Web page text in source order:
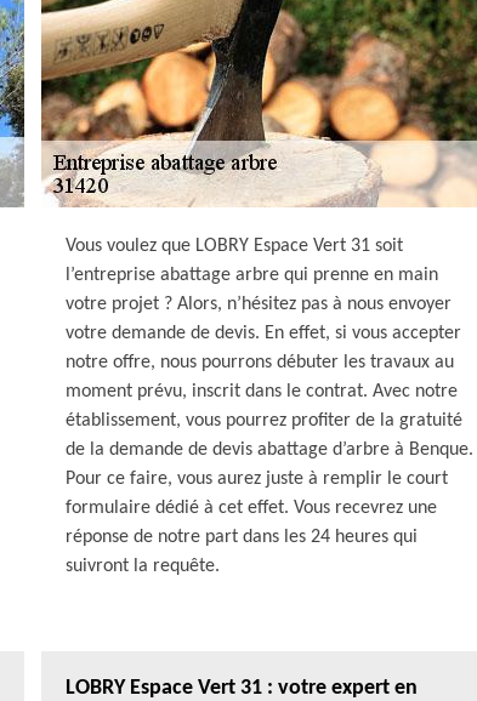
Vous voulez que LOBRY Espace Vert 31 soit
l’entreprise abattage arbre qui prenne en main
votre projet ? Alors, n’hésitez pas à nous envoyer
votre demande de devis. En effet, si vous accepter
notre offre, nous pourrons débuter les travaux au
moment prévu, inscrit dans le contrat. Avec notre
établissement, vous pourrez profiter de la gratuité
de la demande de devis abattage d’arbre à Benque.
Pour ce faire, vous aurez juste à remplir le court
formulaire dédié à cet effet. Vous recevrez une
réponse de notre part dans les 24 heures qui
suivront la requête.
LOBRY Espace Vert 31 : votre expert en